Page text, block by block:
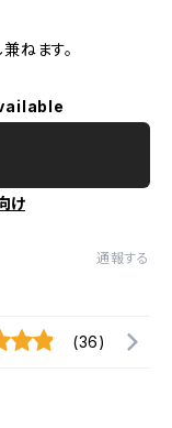
ねます。
け
通報する
(36)